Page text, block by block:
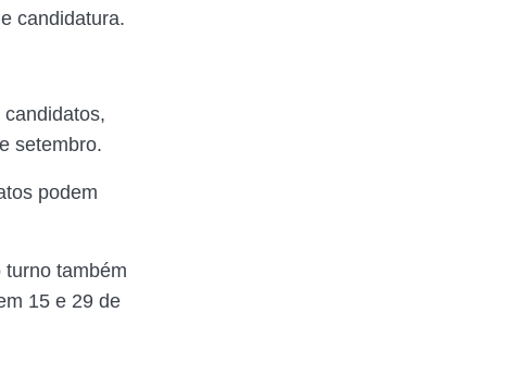
candidatura.
setembro.
podem
também
15 e 29 de